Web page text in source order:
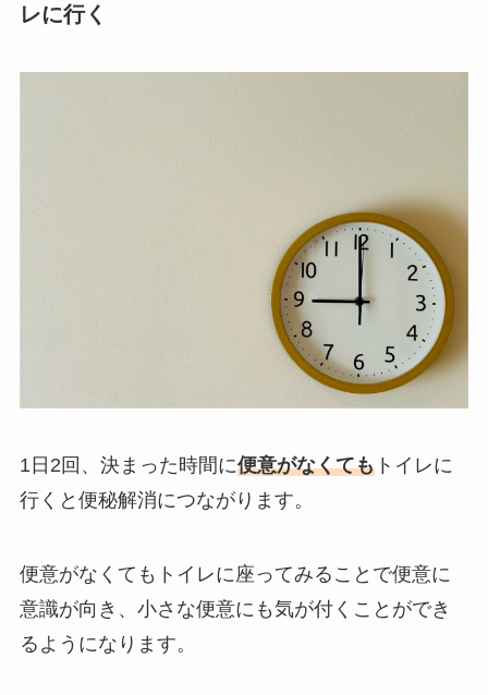
レに行く
1日2回、決まった時間に便意がなくてもトイレに
行くと便秘解消につながります。
便意がなくてもトイレに座ってみることで便意に
意識が向き、小さな便意にも気が付くことができ
るようになります。